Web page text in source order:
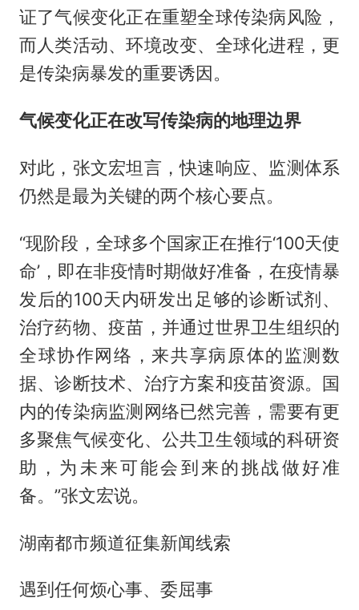
证了气候变化正在重塑全球传染病风险，
而人类活动、环境改变、全球化进程，更
是传染病暴发的重要诱因。
气候变化正在改写传染病的地理边界
对此，张文宏坦言，快速响应、监测体系
仍然是最为关键的两个核心要点。
“现阶段，全球多个国家正在推行‘100天使
命’，即在非疫情时期做好准备，在疫情暴
发后的100天内研发出足够的诊断试剂、
治疗药物、疫苗，并通过世界卫生组织的
全球协作网络，来共享病原体的监测数
据、诊断技术、治疗方案和疫苗资源。国
内的传染病监测网络已然完善，需要有更
多聚焦气候变化、公共卫生领域的科研资
助，为未来可能会到来的挑战做好准
备。”张文宏说。
湖南都市频道征集新闻线索
遇到任何烦心事、委屈事